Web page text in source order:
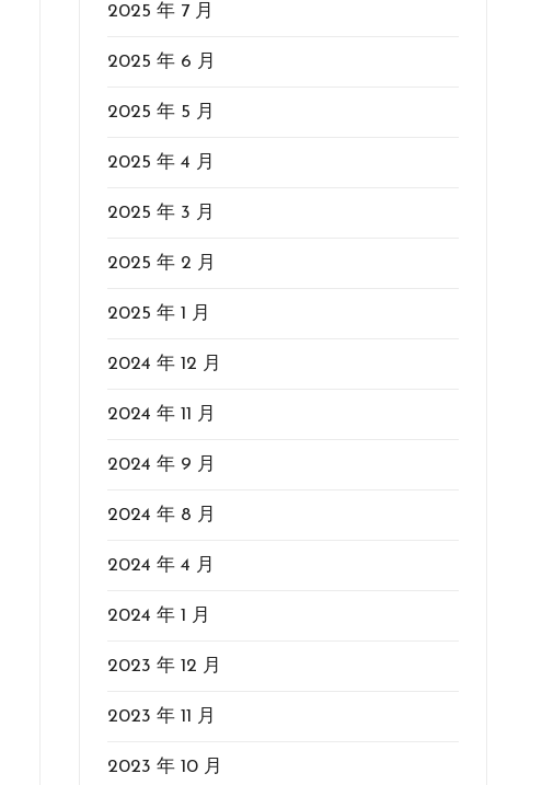
2025 年 7 月
2025 年 6 月
2025 年 5 月
2025 年 4 月
2025 年 3 月
2025 年 2 月
2025 年 1 月
2024 年 12 月
2024 年 11 月
2024 年 9 月
2024 年 8 月
2024 年 4 月
2024 年 1 月
2023 年 12 月
2023 年 11 月
2023 年 10 月